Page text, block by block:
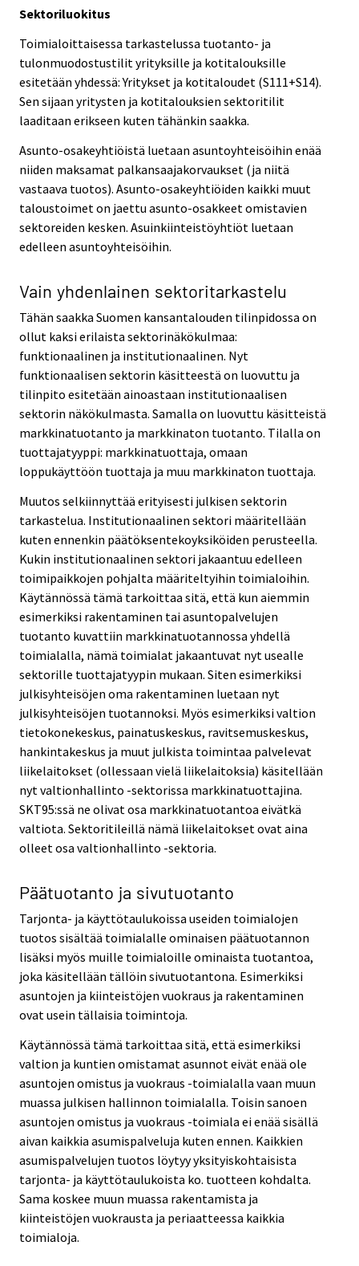
Sektoriluokitus
Toimialoittaisessa tarkastelussa tuotanto- ja
tulonmuodostustilit yrityksille ja kotitalouksille
esitetään yhdessä: Yritykset ja kotitaloudet (S111+S14).
Sen sijaan yritysten ja kotitalouksien sektoritilit
laaditaan erikseen kuten tähänkin saakka.
Asunto-osakeyhtiöistä luetaan asuntoyhteisöihin enää
niiden maksamat palkansaajakorvaukset (ja niitä
vastaava tuotos). Asunto-osakeyhtiöiden kaikki muut
taloustoimet on jaettu asunto-osakkeet omistavien
sektoreiden kesken. Asuinkiinteistöyhtiöt luetaan
edelleen asuntoyhteisöihin.
Vain yhdenlainen sektoritarkastelu
Tähän saakka Suomen kansantalouden tilinpidossa on
ollut kaksi erilaista sektorinäkökulmaa:
funktionaalinen ja institutionaalinen. Nyt
funktionaalisen sektorin käsitteestä on luovuttu ja
tilinpito esitetään ainoastaan institutionaalisen
sektorin näkökulmasta. Samalla on luovuttu käsitteistä
markkinatuotanto ja markkinaton tuotanto. Tilalla on
tuottajatyyppi: markkinatuottaja, omaan
loppukäyttöön tuottaja ja muu markkinaton tuottaja.
Muutos selkiinnyttää erityisesti julkisen sektorin
tarkastelua. Institutionaalinen sektori määritellään
kuten ennenkin päätöksentekoyksiköiden perusteella.
Kukin institutionaalinen sektori jakaantuu edelleen
toimipaikkojen pohjalta määriteltyihin toimialoihin.
Käytännössä tämä tarkoittaa sitä, että kun aiemmin
esimerkiksi rakentaminen tai asuntopalvelujen
tuotanto kuvattiin markkinatuotannossa yhdellä
toimialalla, nämä toimialat jakaantuvat nyt usealle
sektorille tuottajatyypin mukaan. Siten esimerkiksi
julkisyhteisöjen oma rakentaminen luetaan nyt
julkisyhteisöjen tuotannoksi. Myös esimerkiksi valtion
tietokonekeskus, painatuskeskus, ravitsemuskeskus,
hankintakeskus ja muut julkista toimintaa palvelevat
liikelaitokset (ollessaan vielä liikelaitoksia) käsitellään
nyt valtionhallinto -sektorissa markkinatuottajina.
SKT95:ssä ne olivat osa markkinatuotantoa eivätkä
valtiota. Sektoritileillä nämä liikelaitokset ovat aina
olleet osa valtionhallinto -sektoria.
Päätuotanto ja sivutuotanto
Tarjonta- ja käyttötaulukoissa useiden toimialojen
tuotos sisältää toimialalle ominaisen päätuotannon
lisäksi myös muille toimialoille ominaista tuotantoa,
joka käsitellään tällöin sivutuotantona. Esimerkiksi
asuntojen ja kiinteistöjen vuokraus ja rakentaminen
ovat usein tällaisia toimintoja.
Käytännössä tämä tarkoittaa sitä, että esimerkiksi
valtion ja kuntien omistamat asunnot eivät enää ole
asuntojen omistus ja vuokraus -toimialalla vaan muun
muassa julkisen hallinnon toimialalla. Toisin sanoen
asuntojen omistus ja vuokraus -toimiala ei enää sisällä
aivan kaikkia asumispalveluja kuten ennen. Kaikkien
asumispalvelujen tuotos löytyy yksityiskohtaisista
tarjonta- ja käyttötaulukoista ko. tuotteen kohdalta.
Sama koskee muun muassa rakentamista ja
kiinteistöjen vuokrausta ja periaatteessa kaikkia
toimialoja.